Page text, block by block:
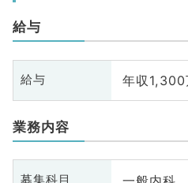
給与
給与 年収1,300
業務内容
募集科目